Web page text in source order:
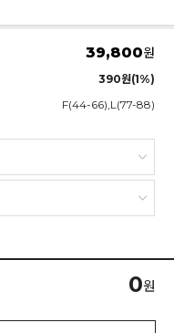
39,800원
390원(1%)
F(44-66),L(77-88)
0원